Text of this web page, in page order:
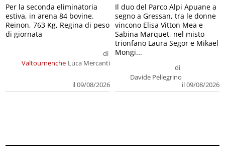
Valtournenche
di
Luca Mercanti
il 09/08/2026
Per la seconda eliminatoria
estiva, in arena 84 bovine.
Reinon, 763 Kg, Regina di peso
di giornata
di
Davide Pellegrino
il 09/08/2026
Il duo del Parco Alpi Apuane a
segno a Gressan, tra le donne
vincono Elisa Vitton Mea e
Sabina Marquet, nel misto
trionfano Laura Segor e Mikael
Mongi...